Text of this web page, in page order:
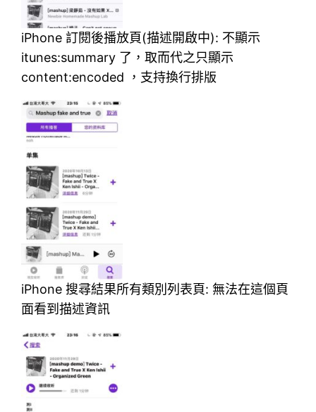
iPhone 訂閱後播放頁(描述開啟中): 不顯示
itunes:summary 了，取而代之只顯示
content:encoded ，支持換行排版
iPhone 搜尋結果所有類別列表頁: 無法在這個頁
面看到描述資訊